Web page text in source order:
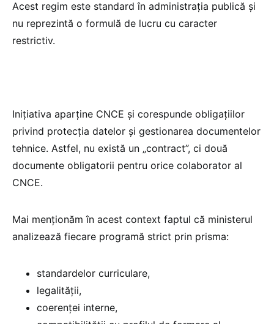
Acest regim este standard în administrația publică și
nu reprezintă o formulă de lucru cu caracter
restrictiv.
Inițiativa aparține CNCE și corespunde obligațiilor
privind protecția datelor și gestionarea documentelor
tehnice. Astfel, nu există un „contract”, ci două
documente obligatorii pentru orice colaborator al
CNCE.
Mai menționăm în acest context faptul că ministerul
analizează fiecare programă strict prin prisma:
standardelor curriculare,
legalității,
coerenței interne,